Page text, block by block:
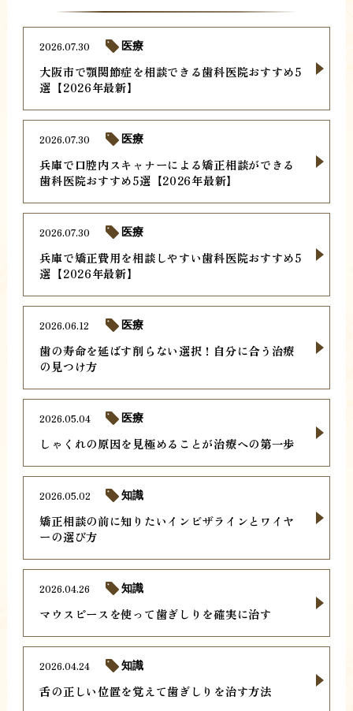
大阪市で顎関節症を相談できる歯科医院おすすめ5
選【2026年最新】
2026.07.30 医療
兵庫で口腔内スキャナーによる矯正相談ができる
歯科医院おすすめ5選【2026年最新】
2026.07.30 医療
兵庫で矯正費用を相談しやすい歯科医院おすすめ5
選【2026年最新】
2026.07.30 医療
歯の寿命を延ばす削らない選択！自分に合う治療
の見つけ方
2026.06.12 医療
しゃくれの原因を見極めることが治療への第一歩
2026.05.04 医療
矯正相談の前に知りたいインビザラインとワイヤ
ーの選び方
2026.05.02 知識
マウスピースを使って歯ぎしりを確実に治す
2026.04.26 知識
舌の正しい位置を覚えて歯ぎしりを治す方法
2026.04.24 知識